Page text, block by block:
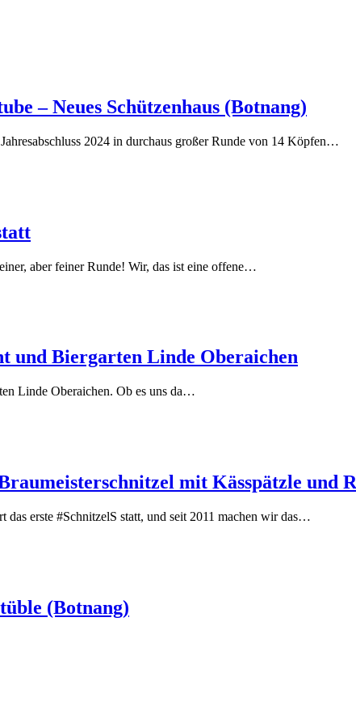
– Neues Schützenhaus (Botnang)
2024 in durchaus großer Runde von 14 Köpfen…
aber feiner Runde! Wir, das ist eine offene…
und Biergarten Linde Oberaichen
Linde Oberaichen. Ob es uns da…
mit Kässpätzle und
erste #SchnitzelS statt, und seit 2011 machen wir das…
(Botnang)